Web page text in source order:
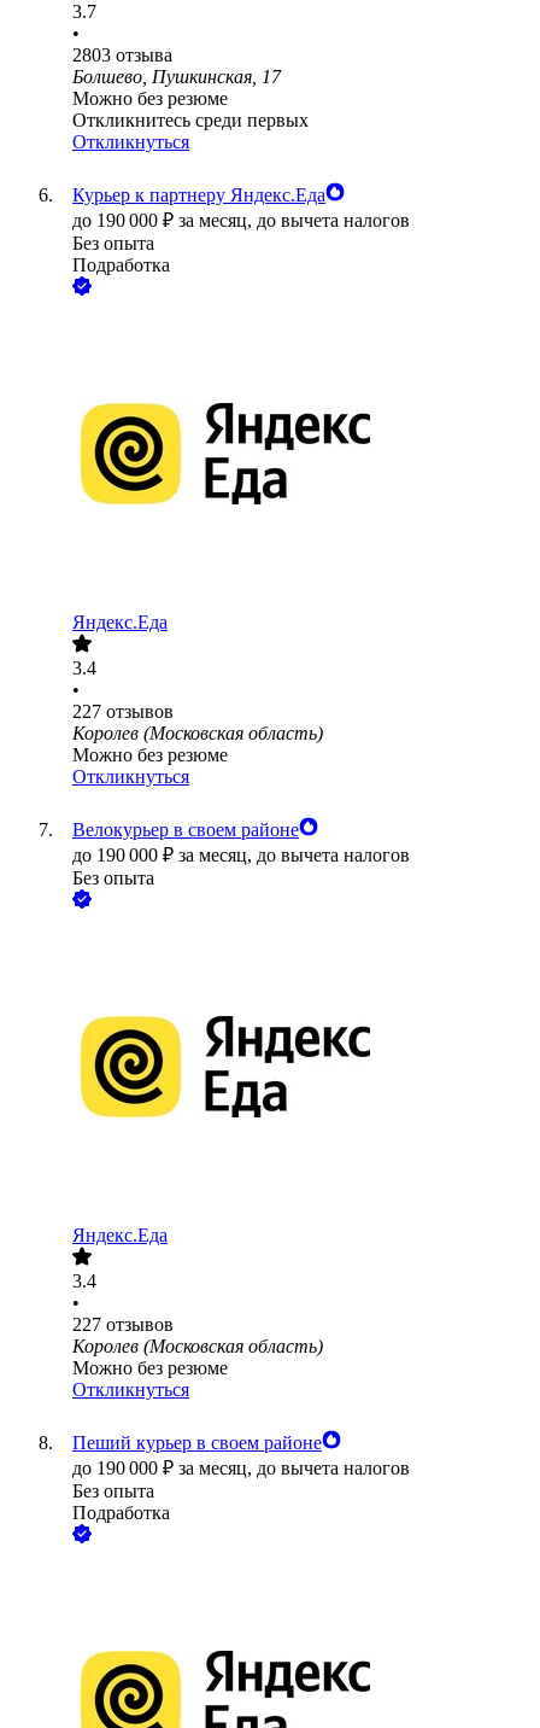
3.7
•
2803 отзыва
Болшево, Пушкинская, 17
Можно без резюме
Откликнитесь среди первых
Откликнуться
Курьер к партнеру Яндекс.Еда
до 190 000 ₽ за месяц, до вычета налогов
Без опыта
Подработка
Яндекс.Еда
3.4
•
227 отзывов
Королев (Московская область)
Можно без резюме
Откликнуться
Велокурьер в своем районе
до 190 000 ₽ за месяц, до вычета налогов
Без опыта
Яндекс.Еда
3.4
•
227 отзывов
Королев (Московская область)
Можно без резюме
Откликнуться
Пеший курьер в своем районе
до 190 000 ₽ за месяц, до вычета налогов
Без опыта
Подработка